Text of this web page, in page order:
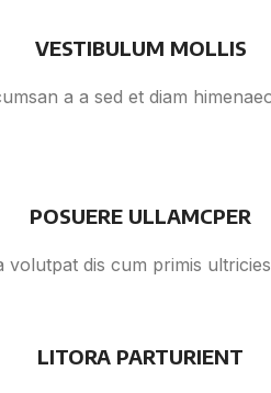
VESTIBULUM MOLLIS
a a sed et diam
POSUERE ULLAMCPER
volutpat dis cum primis
LITORA PARTURIENT